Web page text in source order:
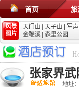
首页 旅
风景
图片
天门山 天子山
军
金鞭溪
森里公园
张家界
地址